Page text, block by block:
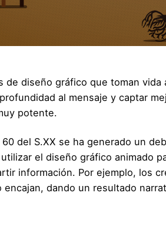
de diseño gráfico que toman
al mensaje y captar
potente.
del S.XX se ha generado un
el diseño gráfico animado
información. Por ejemplo, los
dando un resultado